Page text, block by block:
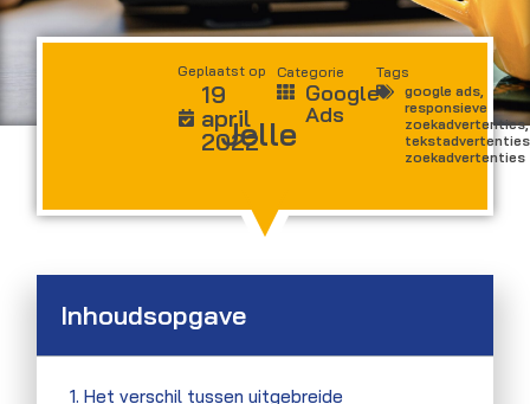
Jelle
Geplaatst op
19
april
2022
Categorie
Google
Ads
Tags
google ads,
responsieve
zoekadvertenties,
tekstadvertenties
zoekadvertenties
Inhoudsopgave
1. Het verschil tussen uitgebreide